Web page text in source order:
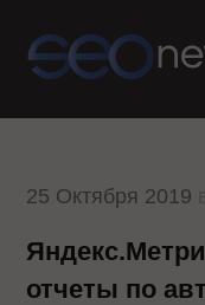
25 Октября 2019
отчеты по